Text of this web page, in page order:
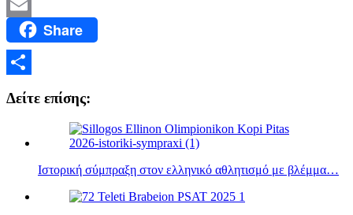
Twitter
Email Share
Δείτε επίσης:
Ιστορική σύμπραξη στον ελληνικό αθλητισμό με βλέμμα…